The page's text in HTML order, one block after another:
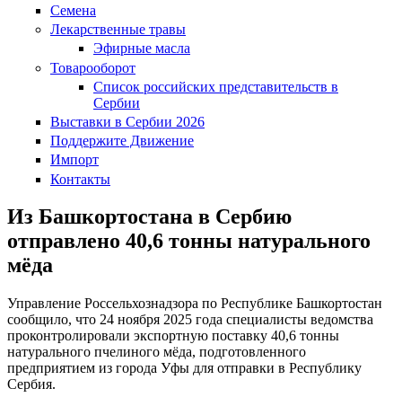
Семена
Лекарственные травы
Эфирные масла
Товарооборот
Список российских представительств в
Сербии
Выставки в Сербии 2026
Поддержите Движение
Импорт
Контакты
Из Башкортостана в Сербию
отправлено 40,6 тонны натурального
мёда
Управление Россельхознадзора по Республике Башкортостан
сообщило, что 24 ноября 2025 года специалисты ведомства
проконтролировали экспортную поставку 40,6 тонны
натурального пчелиного мёда, подготовленного
предприятием из города Уфы для отправки в Республику
Сербия.